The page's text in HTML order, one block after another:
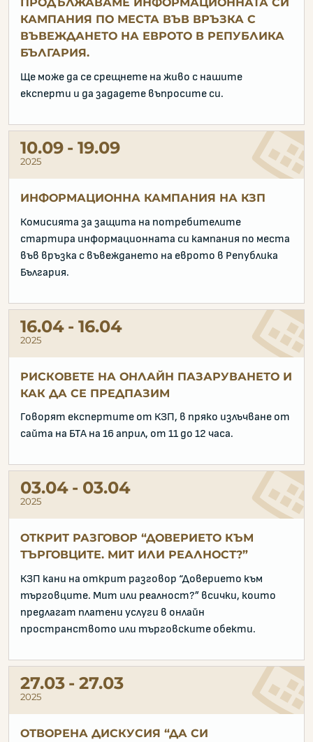
КАМПАНИЯ ПО МЕСТА ВЪВ ВРЪЗКА С
ВЪВЕЖДАНЕТО НА ЕВРОТО В РЕПУБЛИКА
БЪЛГАРИЯ.
Ще може да се срещнете на живо с нашите
експерти и да зададете въпросите си.
10.09
2025
19.09
ИНФОРМАЦИОННА КАМПАНИЯ НА КЗП
Комисията за защита на потребителите
стартира информационната си кампания по места
във връзка с въвеждането на еврото в Република
България.
16.04
2025
16.04
РИСКОВЕТЕ НА ОНЛАЙН ПАЗАРУВАНЕТО И
КАК ДА СЕ ПРЕДПАЗИМ
Говорят експертите от КЗП, в пряко излъчване от
сайта на БТА на 16 април, от 11 до 12 часа.
03.04
2025
03.04
ОТКРИТ РАЗГОВОР “ДОВЕРИЕТО КЪМ
ТЪРГОВЦИТЕ. МИТ ИЛИ РЕАЛНОСТ?”
КЗП кани на открит разговор “Доверието към
търговците. Мит или реалност?” всички, които
предлагат платени услуги в онлайн
пространството или търговските обекти.
27.03
2025
27.03
ОТВОРЕНА ДИСКУСИЯ “ДА СИ